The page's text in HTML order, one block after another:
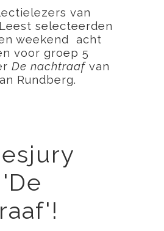
van
selecteerden
weekend acht
voor groep 5
De nachtraafvan
Rundberg.